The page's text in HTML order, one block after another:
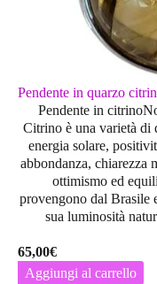
Pendente in quarzo
Pendente in
Citrino è una varietà di
energia solare,
abbondanza, chiarezza
ottimismo ed
provengono dal Brasile
sua luminosità
65,00€
Aggiungi al carrello